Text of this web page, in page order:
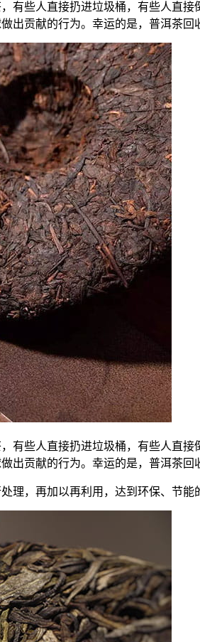
有些人直接扔进垃圾桶，有些人直
贡献的行为。幸运的是，普洱茶回
有些人直接扔进垃圾桶，有些人直
贡献的行为。幸运的是，普洱茶回
理，再加以再利用，达到环保、 节能